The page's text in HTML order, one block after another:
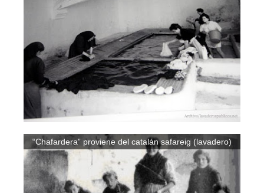
“Chafardera” proviene del catalán safareig (lavadero)